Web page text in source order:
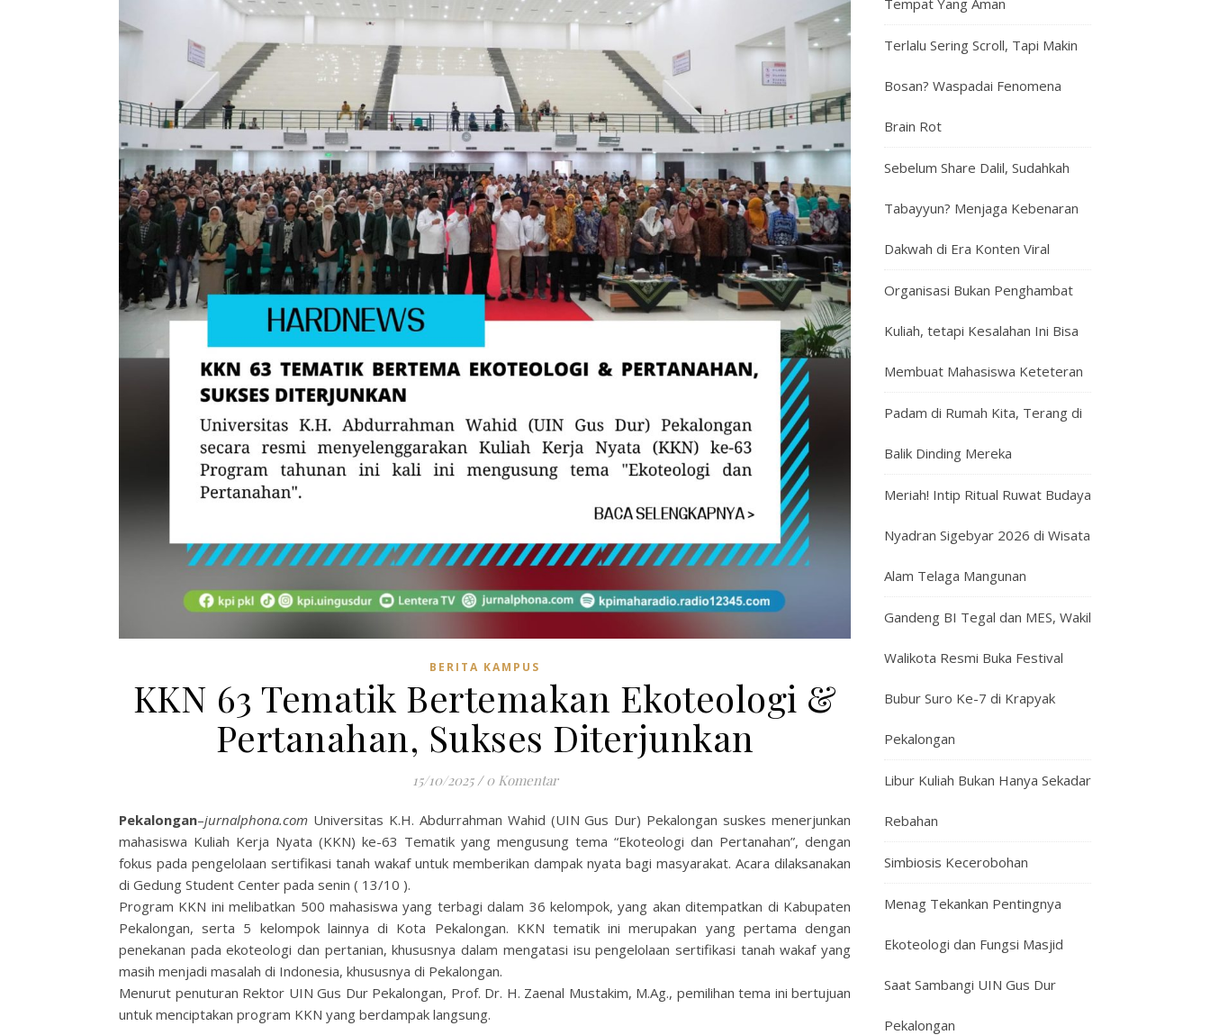
BERITA KAMPUS
KKN 63 Tematik Bertemakan Ekoteologi &
Pertanahan, Sukses Diterjunkan
15/10/2025 / 0 Komentar
Pekalongan–jurnalphona.com Universitas K.H. Abdurrahman Wahid (UIN Gus Dur) Pekalongan suskes menerjunkan
mahasiswa Kuliah Kerja Nyata (KKN) ke-63 Tematik yang mengusung tema “Ekoteologi dan Pertanahan”, dengan
fokus pada pengelolaan sertifikasi tanah wakaf untuk memberikan dampak nyata bagi masyarakat. Acara dilaksanakan
di Gedung Student Center pada senin ( 13/10 ).
Program KKN ini melibatkan 500 mahasiswa yang terbagi dalam 36 kelompok, yang akan ditempatkan di Kabupaten
Pekalongan, serta 5 kelompok lainnya di Kota Pekalongan. KKN tematik ini merupakan yang pertama dengan
penekanan pada ekoteologi dan pertanian, khususnya dalam mengatasi isu pengelolaan sertifikasi tanah wakaf yang
masih menjadi masalah di Indonesia, khususnya di Pekalongan.
Menurut penuturan Rektor UIN Gus Dur Pekalongan, Prof. Dr. H. Zaenal Mustakim, M.Ag., pemilihan tema ini bertujuan
untuk menciptakan program KKN yang berdampak langsung.
Tempat Yang Aman
Terlalu Sering Scroll, Tapi Makin
Bosan? Waspadai Fenomena
Brain Rot
Sebelum Share Dalil, Sudahkah
Tabayyun? Menjaga Kebenaran
Dakwah di Era Konten Viral
Organisasi Bukan Penghambat
Kuliah, tetapi Kesalahan Ini Bisa
Membuat Mahasiswa Keteteran
Padam di Rumah Kita, Terang di
Balik Dinding Mereka
Meriah! Intip Ritual Ruwat Budaya
Nyadran Sigebyar 2026 di Wisata
Alam Telaga Mangunan
Gandeng BI Tegal dan MES, Wakil
Walikota Resmi Buka Festival
Bubur Suro Ke-7 di Krapyak
Pekalongan
Libur Kuliah Bukan Hanya Sekadar
Rebahan
Simbiosis Kecerobohan
Menag Tekankan Pentingnya
Ekoteologi dan Fungsi Masjid
Saat Sambangi UIN Gus Dur
Pekalongan